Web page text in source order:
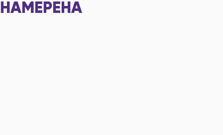
НАМЕРЕНА